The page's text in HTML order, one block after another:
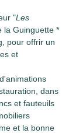
"Les
la Guinguette *
pour offrir un
et
dans
et fauteuils
et la bonne